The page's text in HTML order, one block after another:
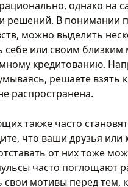
однако на
решений. В понимании
можно выделить
или своим близким
кредитованию.
решаете взять
распространена.
также часто
что ваши друзья или
от них тоже
часто поглощают
мотивы перед тем,